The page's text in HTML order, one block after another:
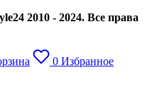
2010 - 2024. Все права
0 Избранное